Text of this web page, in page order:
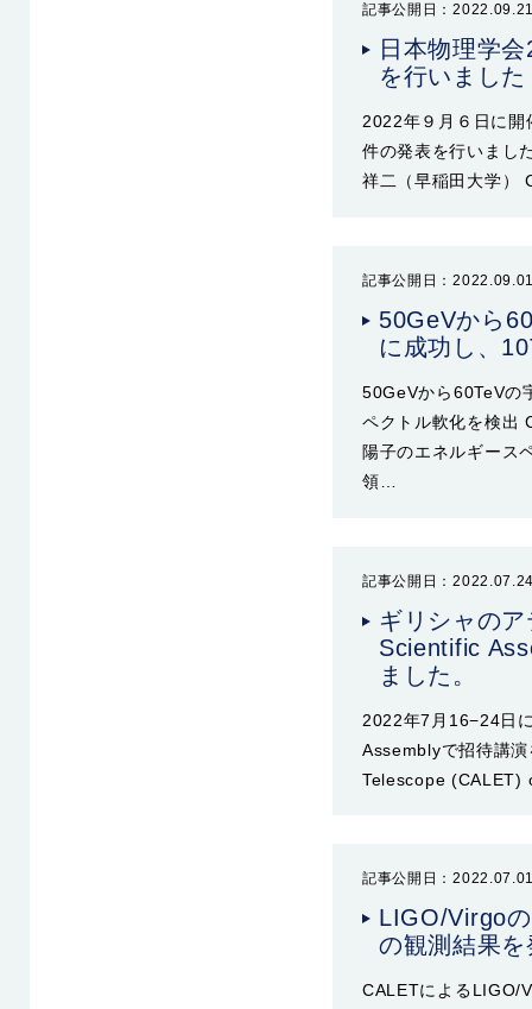
記事公開日：
日本物理学
を行いました
2022年９月６日に開
件の発表を行いまし
祥二（早稲田大学）
記事公開日：
50GeVから
に成功し、
50GeVから60TeVの
ペクトル軟化を検出
陽子のエネルギース
領…
記事公開日：
ギリシャの
Scientific
ました。
2022年7月16−24日
Assemblyで招待講
Telescope
記事公開日：
LIGO/Virgo
の観測結果を
CALETによるLIGO/